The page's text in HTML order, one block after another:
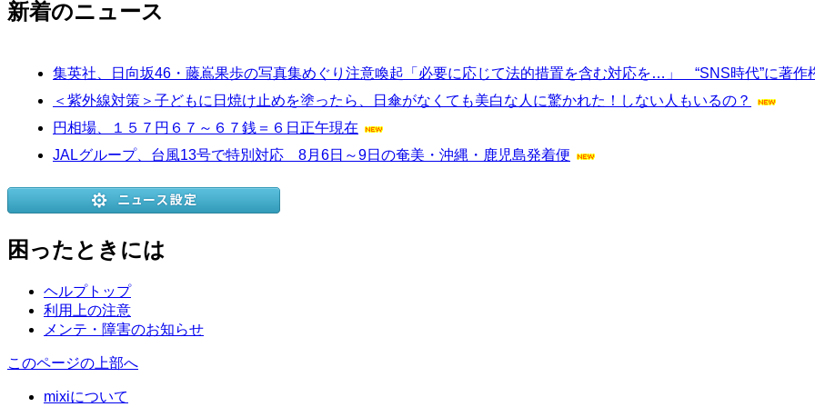
新着のニュース
集英社、日向坂46・藤嶌果歩の写真集めぐり注意喚起「必要に応じて法的措置を含む対応を…」 “SNS時代”に著作
＜紫外線対策＞子どもに日焼け止めを塗ったら、日傘がなくても美白な人に驚かれた！しない人もいるの？
円相場、１５７円６７～６７銭＝６日正午現在
JALグループ、台風13号で特別対応 8月6日～9日の奄美・沖縄・鹿児島発着便
困ったときには
ヘルプトップ
利用上の注意
メンテ・障害のお知らせ
このページの上部へ
mixiについて